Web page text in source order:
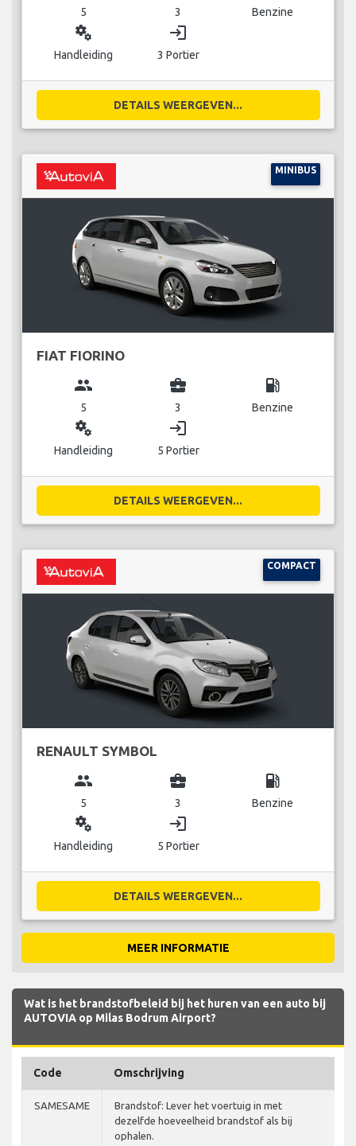
5 3 Benzine
miscellaneous_services
Handleiding
login
3 Portier
DETAILS WEERGEVEN...
MINIBUS
FIAT FIORINO
group
5
business_center
3
local_gas_station
Benzine
miscellaneous_services
Handleiding
login
5 Portier
DETAILS WEERGEVEN...
COMPACT
RENAULT SYMBOL
group
5
business_center
3
local_gas_station
Benzine
miscellaneous_services
Handleiding
login
5 Portier
DETAILS WEERGEVEN...
MEER INFORMATIE
Wat is het brandstofbeleid bij het huren van een auto bij
AUTOVIA op Milas Bodrum Airport?
Code Omschrijving
SAMESAME
Brandstof: Lever het voertuig in met
dezelfde hoeveelheid brandstof als bij
ophalen.